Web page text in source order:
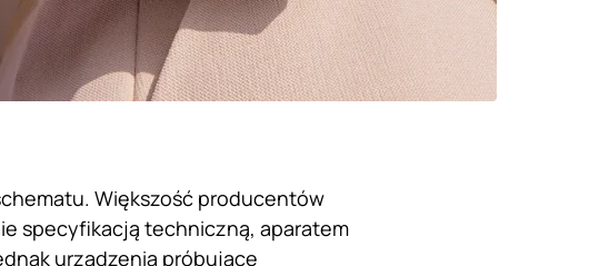
Większość producentów
specyfikacją techniczną, aparatem
urządzenia próbujące